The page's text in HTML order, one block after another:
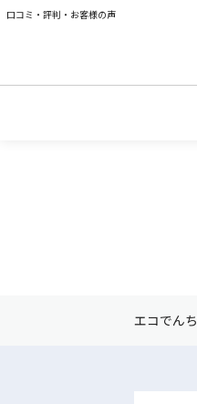
口コミ・評判・お客様の声
エコでんち